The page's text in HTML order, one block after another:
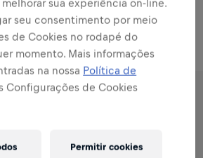
nossos canais oficiais.
sua experiência on-line.
seu consentimento por meio
de Cookies no rodapé do
momento. Mais informações
na nossa Política de
Configurações de Cookies
Permitir cookies